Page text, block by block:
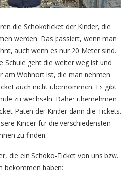
die Schokoticket der Kinder, die
werden. Das passiert, wenn man
auch wenn es nur 20 Meter sind.
Schule geht die weiter weg ist und
am Wohnort ist, die man nehmen
auch nicht übernommen. Es gibt
zu wechseln. Daher übernehmen
Paten der Kinder dann die Tickets.
Kinder für die verschiedensten
zu finden.
die ein Schoko-Ticket von uns bzw.
bekommen haben: